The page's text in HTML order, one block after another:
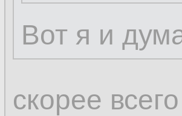
Вот я и
скорее